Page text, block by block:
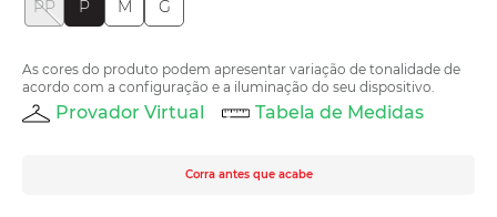
G
M
P
PP
As cores do produto podem apresentar variação de tonalidade de
acordo com a configuração e a iluminação do seu dispositivo.
Provador Virtual Tabela de Medidas
Corra antes que acabe